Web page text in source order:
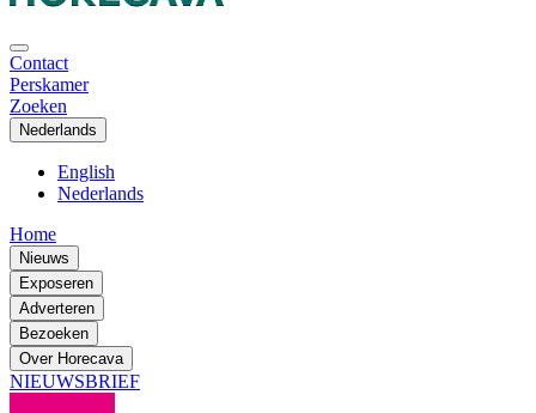
Contact
Perskamer
Zoeken
Nederlands
English
Nederlands
Home
Nieuws
Exposeren
Adverteren
Bezoeken
Over Horecava
NIEUWSBRIEF